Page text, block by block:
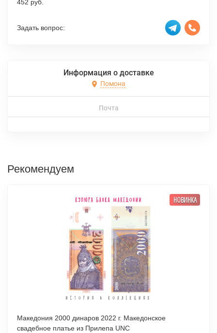
452 руб.
Задать вопрос:
Информация о доставке
Помона
Почта
Рекомендуем
НОВИНКА
Македония 2000 динаров 2022 г. Македонское
свадебное платье из Прилепа UNC